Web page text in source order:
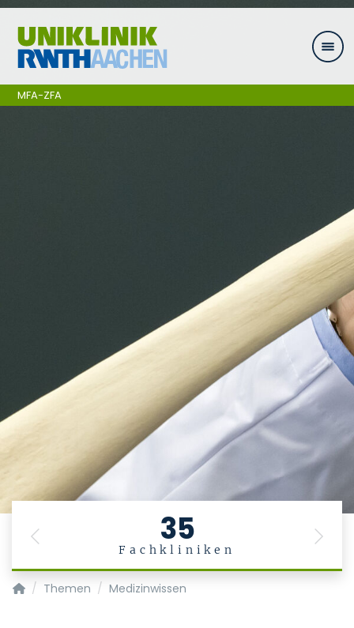
Zum Inhalt springen
35
Fachkliniken
Previous Next
MFA-ZFA
Medizinische und zahnmedizinische Fachangestellte
Themen Medizinwissen